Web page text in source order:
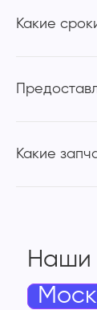
Какие
Какие
Наши